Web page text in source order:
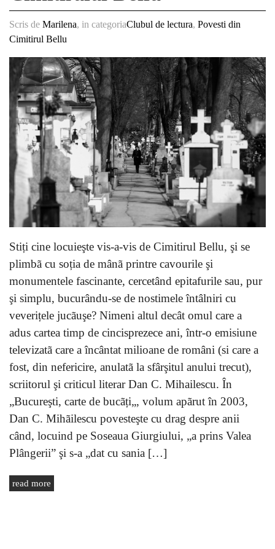
Scris de Marilena, in categoriaClubul de lectura, Povesti din
Cimitirul Bellu
Stiți cine locuieşte vis-a-vis de Cimitirul Bellu, şi se
plimbã cu soția de mânã printre cavourile şi
monumentele fascinante, cercetând epitafurile sau, pur
şi simplu, bucurându-se de nostimele întâlniri cu
veverițele jucãuşe? Nimeni altul decât omul care a
adus cartea timp de cincisprezece ani, într-o emisiune
televizatã care a încântat milioane de români (si care a
fost, din nefericire, anulatã la sfârşitul anului trecut),
scriitorul şi criticul literar Dan C. Mihailescu. În
„Bucureşti, carte de bucãți„, volum apãrut în 2003,
Dan C. Mihãilescu povesteşte cu drag despre anii
când, locuind pe Soseaua Giurgiului, „a prins Valea
Plângerii” şi s-a „dat cu sania […]
read more